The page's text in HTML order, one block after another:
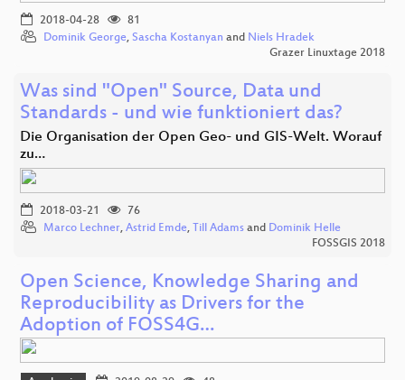
2018-04-28
81
Dominik George, Sascha Kostanyan and Niels Hradek
Grazer Linuxtage 2018
Was sind "Open" Source, Data und
Standards - und wie funktioniert das?
Die Organisation der Open Geo- und GIS-Welt. Worauf
zu…
2018-03-21
76
Marco Lechner, Astrid Emde, Till Adams and Dominik Helle
FOSSGIS 2018
Open Science, Knowledge Sharing and
Reproducibility as Drivers for the
Adoption of FOSS4G…